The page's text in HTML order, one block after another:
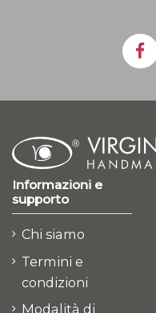
Informazioni e
supporto
Chi siamo
Termini e
condizioni
Modalità di